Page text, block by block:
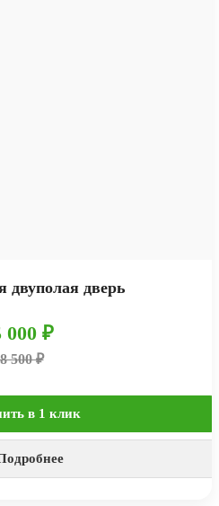
двуполая дверь
000 ₽
500 ₽
в 1 клик